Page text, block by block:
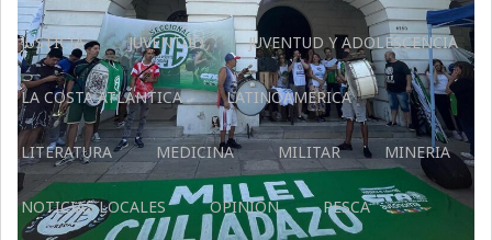
JUSTICIA JUVENTUD JUVENTUD Y ADOLESCENCIA
LA COSTA ATLÁNTICA LATINOAMERICA
LITERATURA MEDICINA MILITAR MINERIA
NOTICIAS LOCALES OPINIÓN PESCA